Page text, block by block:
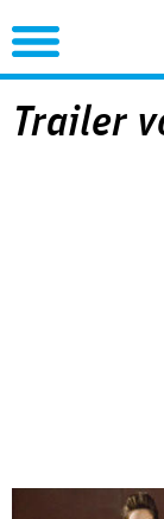
Trailer